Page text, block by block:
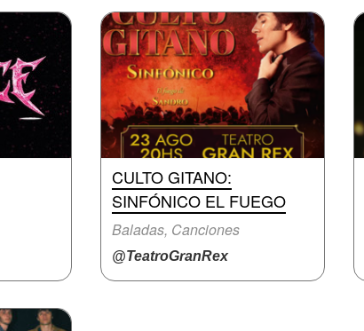
CULTO GITANO:
SINFÓNICO EL FUEGO
Baladas, Canciones
@TeatroGranRex